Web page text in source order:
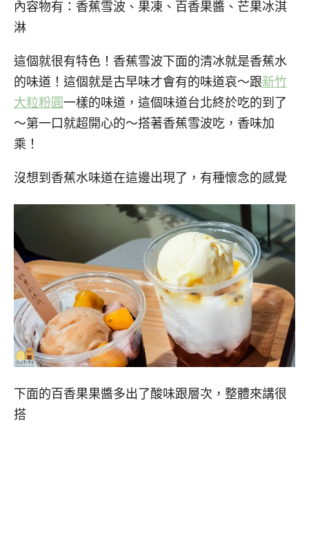
內容物有：香蕉雪波、果凍、百香果醬、芒果冰淇
淋
這個就很有特色！香蕉雪波下面的清冰就是香蕉水
的味道！這個就是古早味才會有的味道哀～跟新竹
大粒粉圓一樣的味道，這個味道台北終於吃的到了
～第一口就超開心的～搭著香蕉雪波吃，香味加
乘！
沒想到香蕉水味道在這邊出現了，有種懷念的感覺
下面的百香果果醬多出了酸味跟層次，整體來講很
搭